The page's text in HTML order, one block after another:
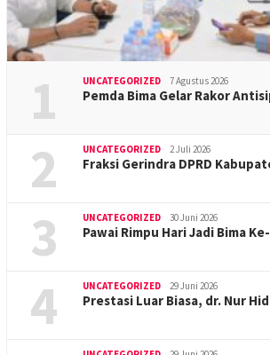
1 UNCATEGORIZED 7 Agustus 2026
Pemda Bima Gelar Rakor
2 UNCATEGORIZED 2 Juli 2026
Fraksi Gerindra DPRD
3 UNCATEGORIZED 30 Juni 2026
Pawai Rimpu Hari Jadi Bima
4 UNCATEGORIZED 29 Juni 2026
Prestasi Luar Biasa, dr. Nur